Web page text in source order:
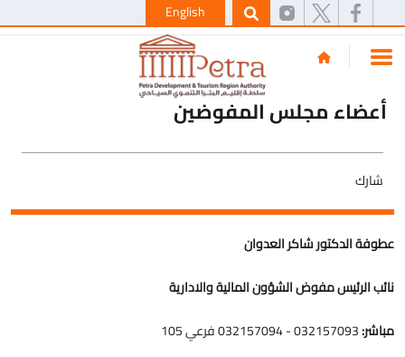
English
أعضاء مجلس المفوضين
شارك
عطوفة الدكتور شاكر العدوان
نائب الرئيس مفوض الشؤون المالية والادارية
مباشر:032157093 - 032157094 فرعي 105